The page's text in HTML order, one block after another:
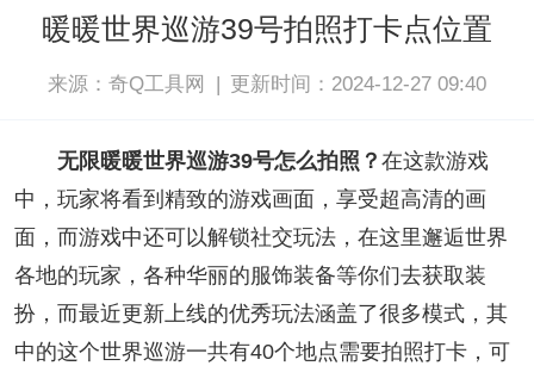
暖暖世界巡游39号拍照打卡点位置
来源：奇Q工具网 | 更新时间：2024-12-27 09:40
无限暖暖世界巡游39号怎么拍照？ 在这款游戏
中，玩家将看到精致的游戏画面，享受超高清的画
面，而游戏中还可以解锁社交玩法，在这里邂逅世界
各地的玩家，各种华丽的服饰装备等你们去获取装
扮，而最近更新上线的优秀玩法涵盖了很多模式，其
中的这个世界巡游一共有40个地点需要拍照打卡，可